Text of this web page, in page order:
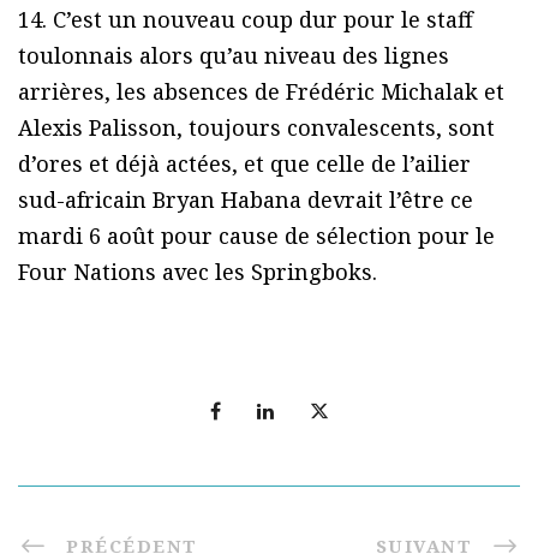
14. C’est un nouveau coup dur pour le staff
toulonnais alors qu’au niveau des lignes
arrières, les absences de Frédéric Michalak et
Alexis Palisson, toujours convalescents, sont
d’ores et déjà actées, et que celle de l’ailier
sud-africain Bryan Habana devrait l’être ce
mardi 6 août pour cause de sélection pour le
Four Nations avec les Springboks.
PRÉCÉDENT SUIVANT